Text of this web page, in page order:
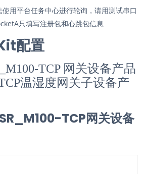
用平台任务中心进行轮询，请用测试串口
只填写注册包和心跳包信息
配置
TCP 网关设备产品
温湿度网关子设备产
TCP网关设备